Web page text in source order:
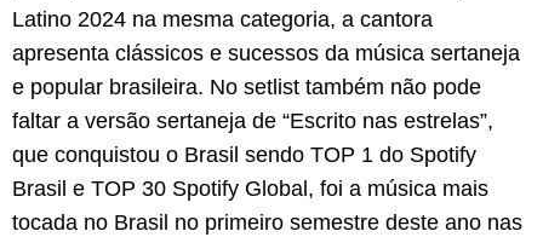
Latino 2024 na mesma categoria, a cantora
apresenta clássicos e sucessos da música sertaneja
e popular brasileira. No setlist também não pode
faltar a versão sertaneja de “Escrito nas estrelas”,
que conquistou o Brasil sendo TOP 1 do Spotify
Brasil e TOP 30 Spotify Global, foi a música mais
tocada no Brasil no primeiro semestre deste ano nas